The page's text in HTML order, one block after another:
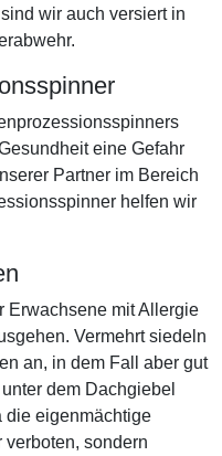
wir auch versiert in
eine Gefahr
Partner im Bereich
helfen wir
Erwachsene mit Allergie
Vermehrt siedeln
an, in dem Fall aber gut
dem Dachgiebel
die eigenmächtige
verboten, sondern